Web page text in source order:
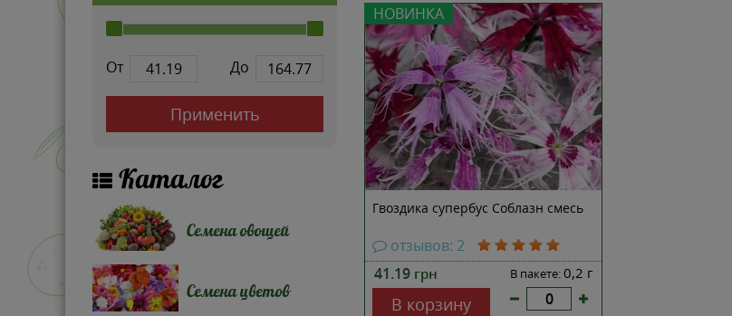
НОВИНКА
Гвоздика супербус Соблазн смесь
отзывов: 2
41.19 грн В пакете:0,2 г
В корзину
От До
Применить
Каталог
Семена овощей
Семена цветов